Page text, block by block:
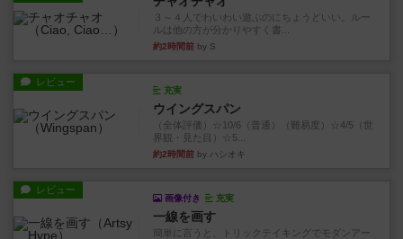
３～４人でわいわい遊ぶのにちょうどいい。ルー
ルは他の方が分かりやすく書...
約2時間前 by S
レビュー
充実
ウイングスパン
（全体評価）☆10/6（普通）（難易度）☆4/5（世
界観・見た目）☆5...
約2時間前 by ハシオキ
レビュー
画像付き 充実
一線を画す
簡単に言うと、トリックテイキングでモダンアー